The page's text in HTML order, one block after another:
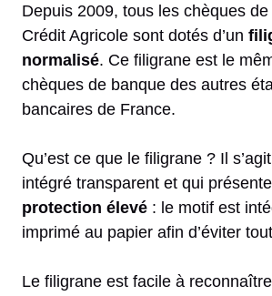
Depuis 2009, tous les chèques
Crédit Agricole sont dotés d’un
normalisé. Ce filigrane est le
chèques de banque des autres
bancaires de France.
Qu’est ce que le filigrane ? Il
intégré transparent et qui
protection élevé : le motif est
imprimé au papier afin d’éviter
Le filigrane est facile à